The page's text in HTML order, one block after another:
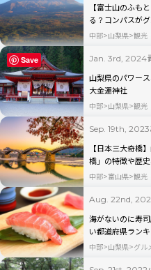
【富士山のふも
る？コンパスが
中部 山梨県 観光
Jan. 3rd, 2024
山梨県のパワー
大金運神社
中部 山梨県 観光
Sep. 19th, 2023
【日本三大奇橋
橋」の特徴や歴
中部 富山県 観光
Aug. 22nd,
海がないのに寿
い都道府県ランキ
中部 山梨県 グル
Save